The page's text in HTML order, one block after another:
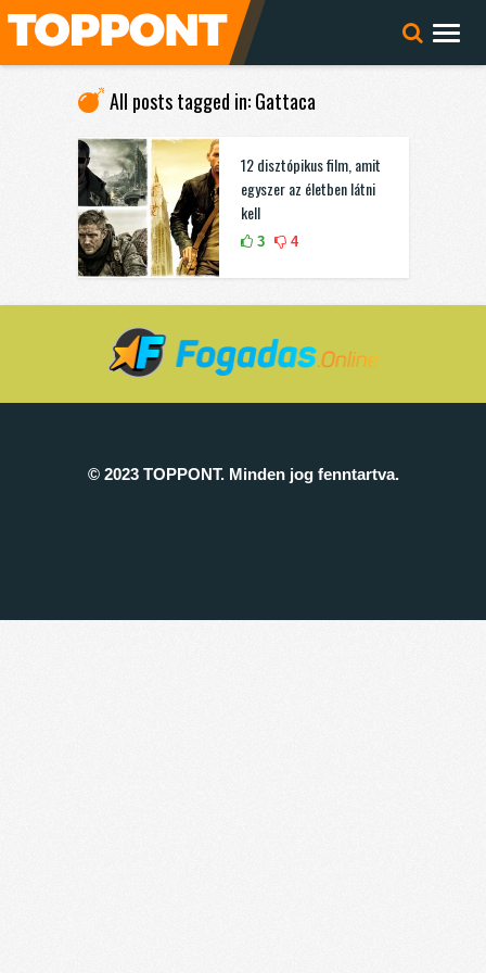
All posts tagged in: Gattaca
12 disztópikus film, amit
egyszer az életben látni
kell
3 4
© 2023 TOPPONT. Minden jog fenntartva.